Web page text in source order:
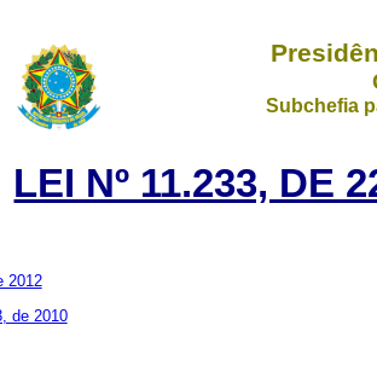
Subchefia
LEI Nº 11.233, DE
2012
de 2010